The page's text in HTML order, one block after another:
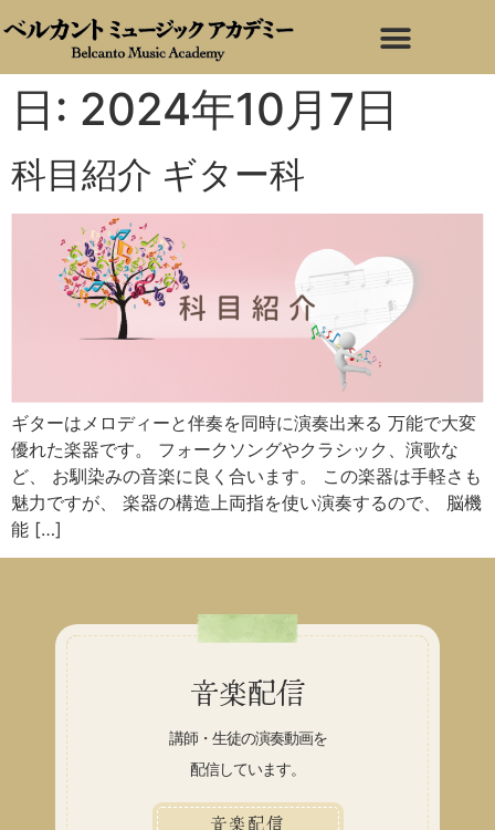
日: 2024年10月7日
科目紹介 ギター科
ギターはメロディーと伴奏を同時に演奏出来る 万能で大変
優れた楽器です。 フォークソングやクラシック、演歌な
ど、 お馴染みの音楽に良く合います。 この楽器は手軽さも
魅力ですが、 楽器の構造上両指を使い演奏するので、 脳機
能 […]
音楽配信
講師・生徒の演奏動画を
配信しています。
音楽配信